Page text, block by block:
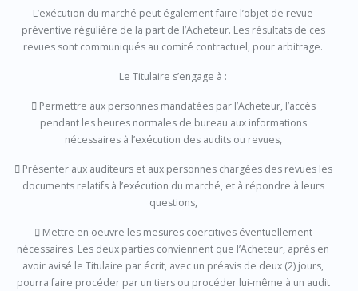
L’exécution du marché peut également faire l’objet de revue
préventive régulière de la part de l’Acheteur. Les résultats de ces
revues sont communiqués au comité contractuel, pour arbitrage.
Le Titulaire s’engage à :
 Permettre aux personnes mandatées par l’Acheteur, l’accès
pendant les heures normales de bureau aux informations
nécessaires à l’exécution des audits ou revues,
 Présenter aux auditeurs et aux personnes chargées des revues les
documents relatifs à l’exécution du marché, et à répondre à leurs
questions,
 Mettre en oeuvre les mesures coercitives éventuellement
nécessaires. Les deux parties conviennent que l’Acheteur, après en
avoir avisé le Titulaire par écrit, avec un préavis de deux (2) jours,
pourra faire procéder par un tiers ou procéder lui-même à un audit